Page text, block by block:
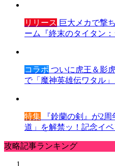
リリース 巨大メカで撃
ーム『終末のタイタン
コラボ ついに虎王＆影
で「魔神英雄伝ワタル
特集 『鈴蘭の剣』が2
道」を解禁ッ！記念イ
攻略記事ランキング